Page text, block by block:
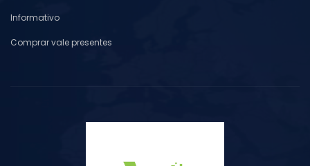
Informativo
Comprar vale presentes